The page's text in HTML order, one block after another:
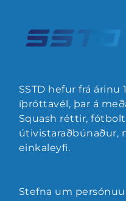
SSTD hefur frá
íþróttavél, þar á
Squash réttir,
útivistaraðbúnaður,
einkaleyfi.
Stefna um